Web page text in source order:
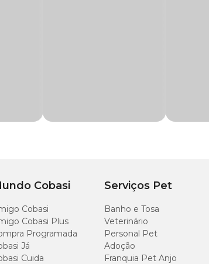
Cobasi
Cobasi
Cobasi Plus
Programada
Já
Cuida
Serviços Pet
Banho e Tosa
Veterinário
Personal Pet
Adoção
Franquia Pet Anjo